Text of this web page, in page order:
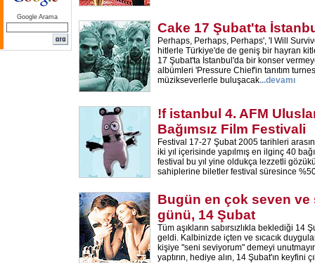
Google Arama
Cake 17 Şubat'ta
Perhaps, Perhaps, Perhaps', 'I Will
hitlerle Türkiye'de de geniş bir hayran
17 Şubat'ta İstanbul'da bir konser
albümleri 'Pressure Chief'in tanıtım
müzikseverlerle buluşacak...devamı
!f istanbul 4. AFM
Bağımsız Film Festivali
Festival 17-27 Şubat 2005 tarihleri
iki yıl içerisinde yapılmış en ilginç 40
festival bu yıl yine oldukça lezzetli
sahiplerine biletler festival süresince
Bugün en çok seven ve
günü, 14 Şubat
Tüm aşıkların sabırsızlıkla beklediği 14
geldi. Kalbinizde içten ve sıcacık
kişiye "seni seviyorum" demeyi
yaptırın, hediye alın, 14 Şubat'ın keyfini